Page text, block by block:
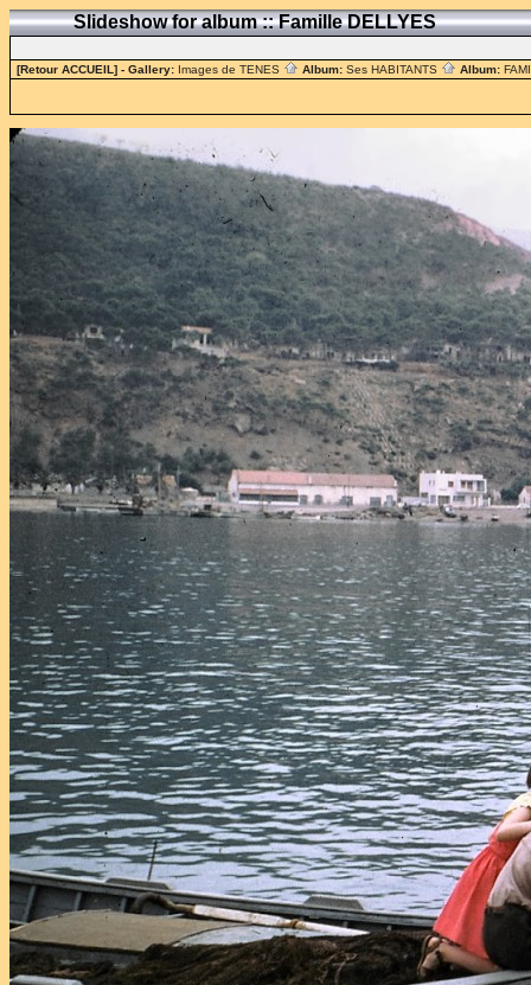
Slideshow for album :: Famille DELLYES
[Retour ACCUEIL] - Gallery: Images de TENES Album: Ses HABITANTS Album: